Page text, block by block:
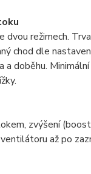
dvou režimech.
chod dle
a doběhu.
zvýšení
až po